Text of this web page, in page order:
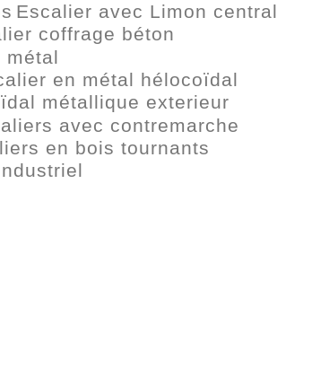
Escalier avec Limon central
coffrage béton
métal
en métal hélocoïdal
métallique exterieur
avec contremarche
en bois tournants